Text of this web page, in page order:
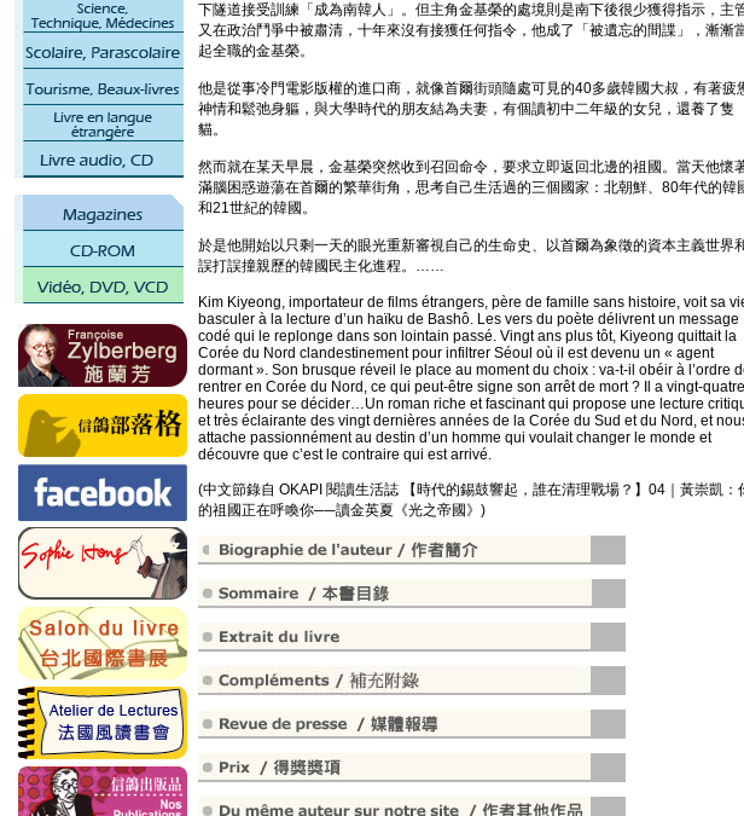
下隧道接受訓練「成為南韓人」。但主角金基榮的處境則是南下後很少獲得指示，主
又在政治鬥爭中被肅清，十年來沒有接獲任何指令，他成了「被遺忘的間諜」，漸漸
起全職的金基榮。
他是從事冷門電影版權的進口商，就像首爾街頭隨處可見的40多歲韓國大叔，有著疲
神情和鬆弛身軀，與大學時代的朋友結為夫妻，有個讀初中二年級的女兒，還養了隻
貓。
然而就在某天早晨，金基榮突然收到召回命令，要求立即返回北邊的祖國。當天他懷
滿腦困惑遊蕩在首爾的繁華街角，思考自己生活過的三個國家：北朝鮮、80年代的韓
和21世紀的韓國。
於是他開始以只剩一天的眼光重新審視自己的生命史、以首爾為象徵的資本主義世界
誤打誤撞親歷的韓國民主化進程。……
Kim Kiyeong, importateur de films étrangers, père de famille sans histoire, voit sa
basculer à la lecture d’un haïku de Bashô. Les vers du poète délivrent un message
codé qui le replonge dans son lointain passé. Vingt ans plus tôt, Kiyeong quittait la
Corée du Nord clandestinement pour infiltrer Séoul où il est devenu un « agent
dormant ». Son brusque réveil le place au moment du choix : va-t-il obéir à l’ordre
rentrer en Corée du Nord, ce qui peut-être signe son arrêt de mort ? Il a vingt-quatre
heures pour se décider…Un roman riche et fascinant qui propose une lecture
et très éclairante des vingt dernières années de la Corée du Sud et du Nord, et
attache passionnément au destin d’un homme qui voulait changer le monde et
découvre que c’est le contraire qui est arrivé.
(中文節錄自 OKAPI 閱讀生活誌 【時代的錫鼓響起，誰在清理戰場？】04｜黃崇凱：
的祖國正在呼喚你──讀金英夏《光之帝國》)